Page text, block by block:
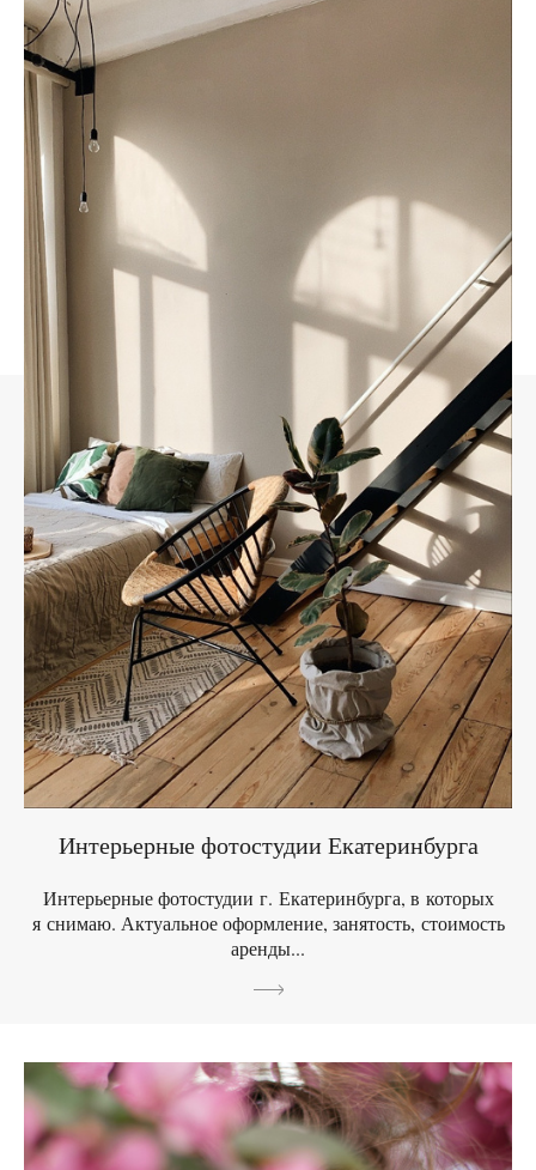
Интерьерные фотостудии Екатеринбурга
Интерьерные фотостудии г. Екатеринбурга, в которых
я снимаю. Актуальное оформление, занятость, стоимость
аренды...